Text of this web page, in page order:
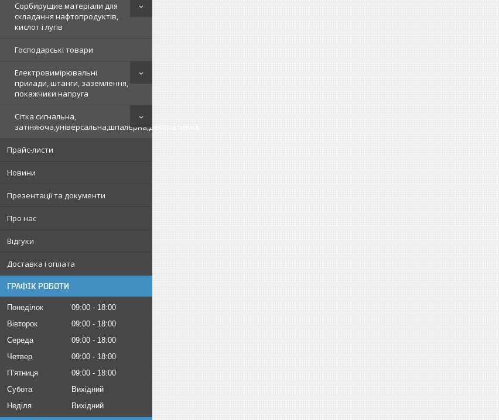
Сорбирущие матеріали для
складання нафтопродуктів,
кислот і лугів
Господарські товари
Електровимірювальні
прилади, штанги, заземлення,
покажчики напруга
Сітка сигнальна,
затіняюча,універсальна,шпалерна,декоративна
Прайс-листи
Новини
Презентації та документи
Про нас
Відгуки
Доставка і оплата
ГРАФІК РОБОТИ
Понеділок 09:00
18:00
Вівторок
09:00
18:00
Середа
09:00
18:00
Четвер
09:00
18:00
Пʼятниця
09:00
18:00
Субота
Вихідний
Неділя
Вихідний